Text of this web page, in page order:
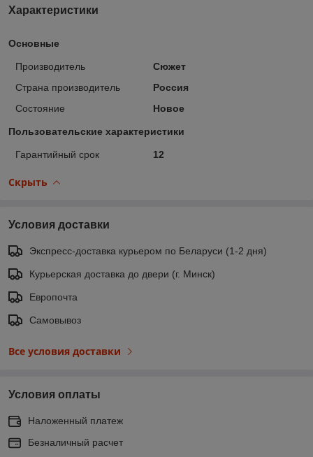
Характеристики
Основные
Производитель
Сюжет
Страна производитель
Россия
Состояние
Новое
Пользовательские характеристики
Гарантийный срок 12
Скрыть
Условия доставки
Экспресс-доставка курьером по Беларуси (1-2 дня)
Курьерская доставка до двери (г. Минск)
Европочта
Самовывоз
Все условия доставки
Условия оплаты
Наложенный платеж
Безналичный расчет